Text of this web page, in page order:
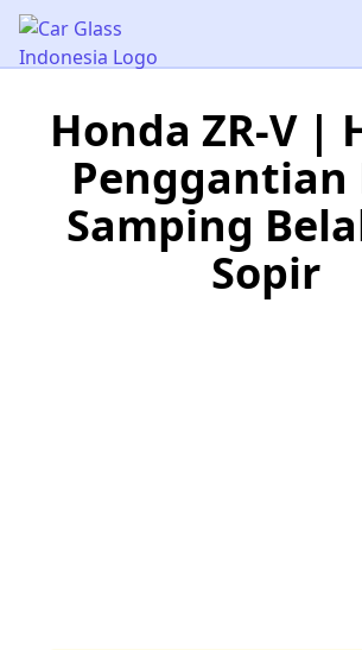
Car Glass Indonesia
Honda ZR-V |
Penggantian
Samping
Sopir